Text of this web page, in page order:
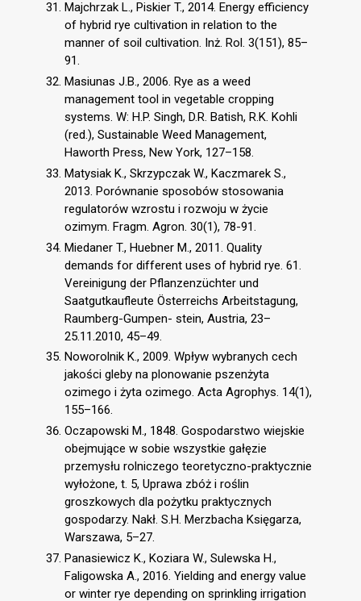
Majchrzak L., Piskier T., 2014. Energy efficiency
of hybrid rye cultivation in relation to the
manner of soil cultivation. Inż. Rol. 3(151), 85–
91.
Masiunas J.B., 2006. Rye as a weed
management tool in vegetable cropping
systems. W: H.P. Singh, D.R. Batish, R.K. Kohli
(red.), Sustainable Weed Management,
Haworth Press, New York, 127–158.
Matysiak K., Skrzypczak W., Kaczmarek S.,
2013. Porównanie sposobów stosowania
regulatorów wzrostu i rozwoju w życie
ozimym. Fragm. Agron. 30(1), 78-91.
Miedaner T., Huebner M., 2011. Quality
demands for different uses of hybrid rye. 61.
Vereinigung der Pflanzenzüchter und
Saatgutkaufleute Österreichs Arbeitstagung,
Raumberg-Gumpen- stein, Austria, 23–
25.11.2010, 45–49.
Noworolnik K., 2009. Wpływ wybranych cech
jakości gleby na plonowanie pszenżyta
ozimego i żyta ozimego. Acta Agrophys. 14(1),
155–166.
Oczapowski M., 1848. Gospodarstwo wiejskie
obejmujące w sobie wszystkie gałęzie
przemysłu rolniczego teoretyczno-praktycznie
wyłożone, t. 5, Uprawa zbóż i roślin
groszkowych dla pożytku praktycznych
gospodarzy. Nakł. S.H. Merzbacha Księgarza,
Warszawa, 5–27.
Panasiewicz K., Koziara W., Sulewska H.,
Faligowska A., 2016. Yielding and energy value
or winter rye depending on sprinkling irrigation